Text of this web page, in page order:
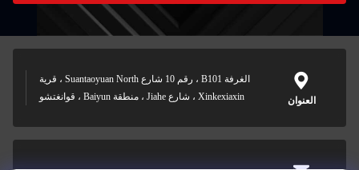
العنوان
الغرفة B101 ، رقم 10 شارع Suantaoyuan North ، قرية
Xinkexiaxin ، شارع Jiahe ، منطقة Baiyun ، قوانغتشو